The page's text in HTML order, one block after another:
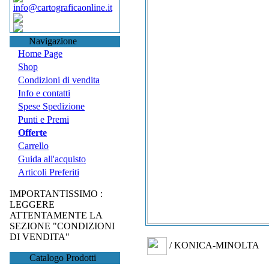
info@cartograficaonline.it
Navigazione
Home Page
Shop
Condizioni di vendita
Info e contatti
Spese Spedizione
Punti e Premi
Offerte
Carrello
Guida all'acquisto
Articoli Preferiti
IMPORTANTISSIMO :
LEGGERE
ATTENTAMENTE LA
SEZIONE "CONDIZIONI
DI VENDITA"
Catalogo Prodotti
/ KONICA-MINOLTA